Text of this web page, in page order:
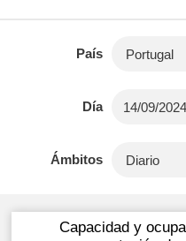
País
Día
Ámbitos
Capacidad y